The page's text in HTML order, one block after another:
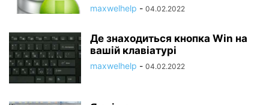
maxwelhelp - 04.02.2022
Де знаходиться кнопка Win на
вашій клавіатурі
maxwelhelp - 04.02.2022